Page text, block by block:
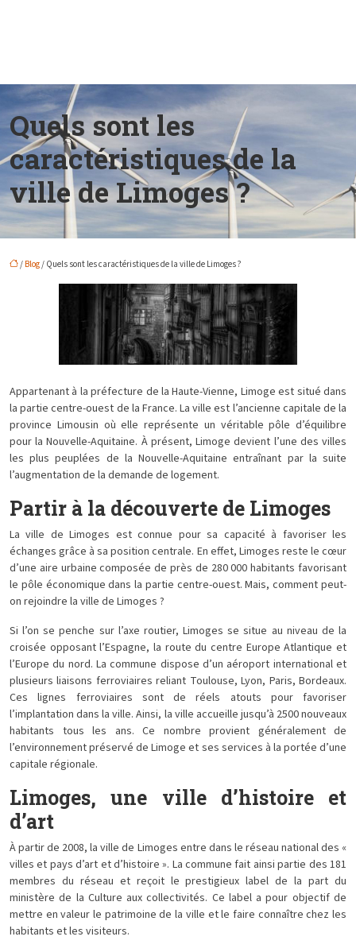
Quels sont les
caractéristiques de la
ville de Limoges ?
/ Blog/ Quels sont les caractéristiques de la ville de Limoges ?
Appartenant à la préfecture de la Haute-Vienne, Limoge est situé dans
la partie centre-ouest de la France. La ville est l’ancienne capitale de la
province Limousin où elle représente un véritable pôle d’équilibre
pour la Nouvelle-Aquitaine. À présent, Limoge devient l’une des villes
les plus peuplées de la Nouvelle-Aquitaine entraînant par la suite
l’augmentation de la demande de logement.
Partir à la découverte de Limoges
La ville de Limoges est connue pour sa capacité à favoriser les
échanges grâce à sa position centrale. En effet, Limoges reste le cœur
d’une aire urbaine composée de près de 280 000 habitants favorisant
le pôle économique dans la partie centre-ouest. Mais, comment peut-
on rejoindre la ville de Limoges ?
Si l’on se penche sur l’axe routier, Limoges se situe au niveau de la
croisée opposant l’Espagne, la route du centre Europe Atlantique et
l’Europe du nord. La commune dispose d’un aéroport international et
plusieurs liaisons ferroviaires reliant Toulouse, Lyon, Paris, Bordeaux.
Ces lignes ferroviaires sont de réels atouts pour favoriser
l’implantation dans la ville. Ainsi, la ville accueille jusqu’à 2500 nouveaux
habitants tous les ans. Ce nombre provient généralement de
l’environnement préservé de Limoge et ses services à la portée d’une
capitale régionale.
Limoges, une ville d’histoire et
d’art
À partir de 2008, la ville de Limoges entre dans le réseau national des «
villes et pays d’art et d’histoire ». La commune fait ainsi partie des 181
membres du réseau et reçoit le prestigieux label de la part du
ministère de la Culture aux collectivités. Ce label a pour objectif de
mettre en valeur le patrimoine de la ville et le faire connaître chez les
habitants et les visiteurs.